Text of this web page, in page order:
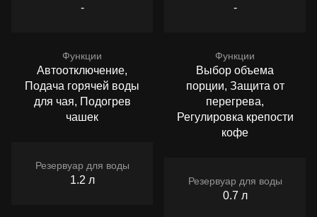
-
Функции
Автоотключение,
Подача горячей воды
для чая, Подогрев
чашек
Резервуар для воды
1.2 л
-
Функции
Выбор объема
порции, Защита от
перегрева,
Регулировка крепости
кофе
Резервуар для воды
0.7 л